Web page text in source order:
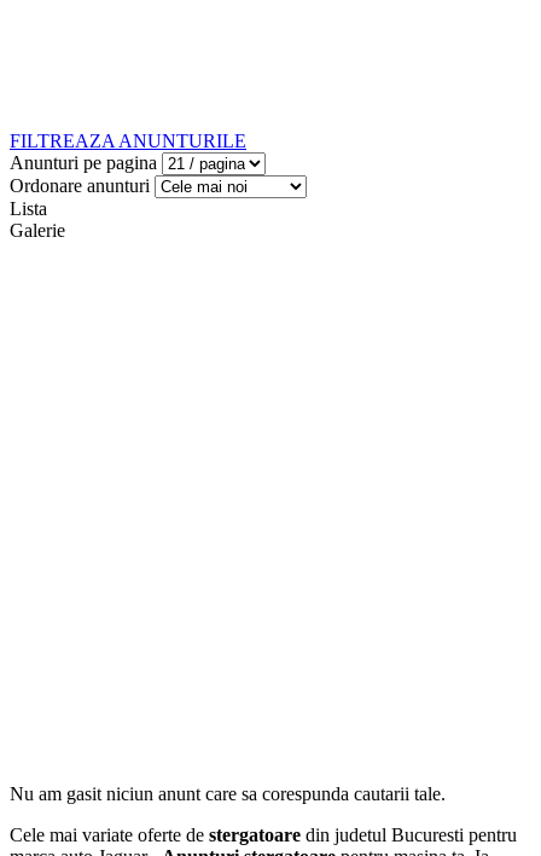
FILTREAZA ANUNTURILE
Anunturi pe pagina
Ordonare anunturi
Lista
Galerie
Nu am gasit niciun anunt care sa corespunda cautarii tale.
Cele mai variate oferte de stergatoare din judetul Bucuresti pentru